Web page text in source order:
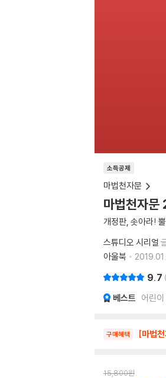
소득공제
마법천자문
마법천자문
개정판, 솟아라!
스튜디오 시리얼
아울북
9.7
베스트 어린
구매혜택 [마법
15,800원